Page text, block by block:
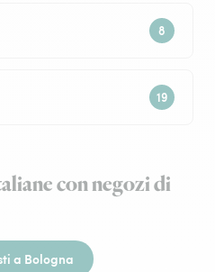
con negozi di
a Bologna